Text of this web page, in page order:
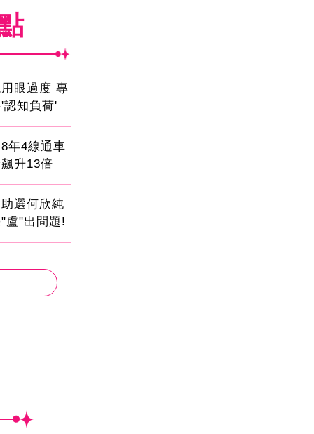
眼過度 專
認知負荷'
年4線通車
升13倍
選何欣純
盧"出問題!